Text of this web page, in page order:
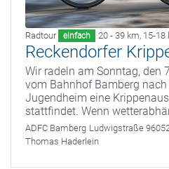
Radtour einfach 20 - 39 km, 15-18
Reckendorfer
Wir radeln am Sonntag, den
vom Bahnhof Bamberg
Jugendheim eine
stattfindet. Wenn
ADFC Bamberg Ludwigstraße
Thomas Haderlein